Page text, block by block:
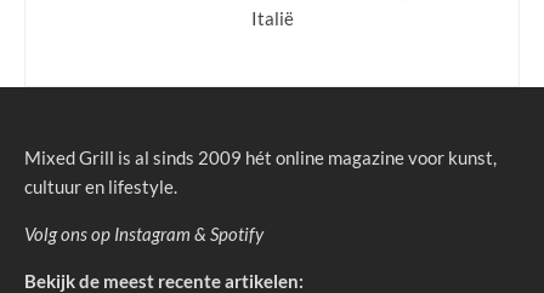
Italië
Mixed Grill is al sinds 2009 hét online magazine voor kunst,
cultuur en lifestyle.
Volg ons op Instagram & Spotify
Bekijk de meest recente artikelen: